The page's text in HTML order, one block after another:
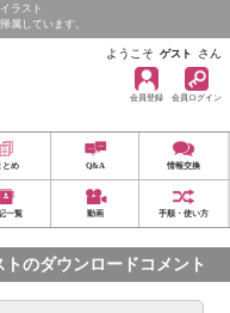
ラスト
属しています。
ようこそ ゲスト さん
会員登録 会員ログイン
とめ Q&A 情報交換
一覧 動画 手順・使い方
のダウンロードコメント